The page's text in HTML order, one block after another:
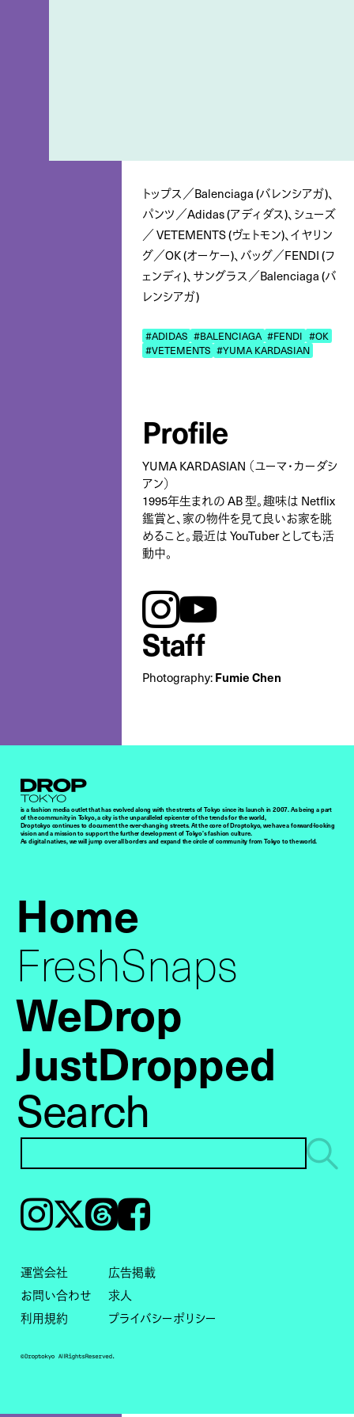
トップス／Balenciaga (バレンシアガ)、
パンツ／Adidas (アディダス)、シューズ
／ VETEMENTS (ヴェトモン)、イヤリン
グ／OK (オーケー)、バッグ／FENDI (フ
ェンディ)、サングラス／Balenciaga (バ
レンシアガ)
#ADIDAS #BALENCIAGA #FENDI #OK
#VETEMENTS #YUMA KARDASIAN
Profile
YUMA KARDASIAN （ユーマ・カーダシ
アン）
1995年生まれの AB 型。趣味は Netflix
鑑賞と、家の物件を見て良いお家を眺
めること。最近は YouTuber としても活
動中。
instagramyoutube
Staff
Photography:Fumie Chen
Droptokyo
is a fashion media outlet that has evolved along with the streets of Tokyo since its launch in 2007. As being a part
of the community in Tokyo, a city is the unparalleled epicenter of the trends for the world,
Droptokyo continues to document the ever-changing streets. At the core of Droptokyo, we have a forward-looking
vision and a mission to support the further development of Tokyo’s fashion culture.
As digital natives, we will jump over all borders and expand the circle of community from Tokyo to the world.
Home
FreshSnaps
WeDrop
JustDropped
Search
Instagram𝕏ThreadsFacebook
運営会社
広告掲載
お問い合わせ
求人
利用規約
プライバシーポリシー